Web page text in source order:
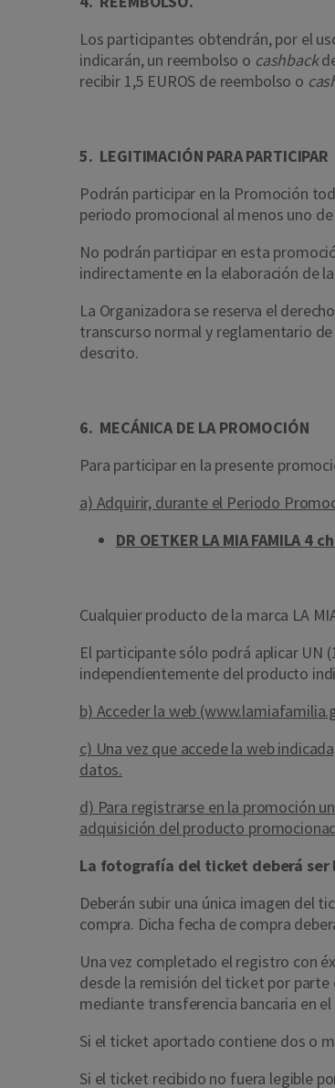
Los participantes obtendrán, por el
indicarán, un reembolso o cashback
recibir 1,5 EUROS de reembolso o
5. LEGITIMACIÓN PARA PARTICIPAR
Podrán participar en la Promoción
periodo promocional al menos uno
No podrán participar en esta
indirectamente en la elaboración de
La Organizadora se reserva el
transcurso normal y reglamentario
descrito.
6. MECÁNICA DE LA PROMOCIÓN
Para participar en la presente
a) Adquirir, durante el Periodo
DR OETKER LA MIA FAMILA 4
Cualquier producto de la marca LA
El participante sólo podrá aplicar UN
independientemente del producto
b) Acceder la web
c) Una vez que accede la web
datos.
d) Para registrarse en la promoción
adquisición del producto
La fotografía del ticket deberá ser
Deberán subir una única imagen del
compra. Dicha fecha de compra
Una vez completado el registro con
desde la remisión del ticket por parte
mediante transferencia bancaria en
Si el ticket aportado contiene dos o
Si el ticket recibido no fuera legible